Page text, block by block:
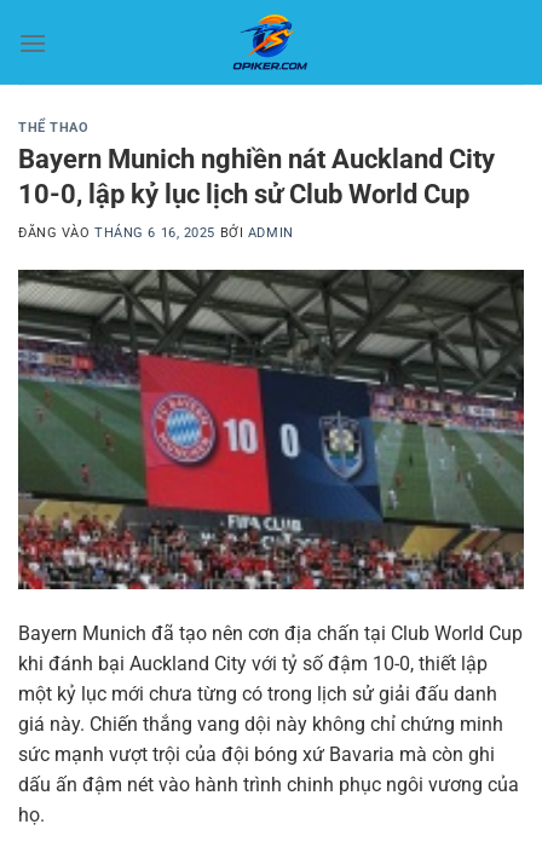
qua
THỂ THAO
Bayern Munich nghiền nát Auckland City
10-0, lập kỷ lục lịch sử Club World Cup
ĐĂNG VÀOTHÁNG 6 16, 2025 BỞI ADMIN
Bayern Munich đã tạo nên cơn địa chấn tại Club World Cup
khi đánh bại Auckland City với tỷ số đậm 10-0, thiết lập
một kỷ lục mới chưa từng có trong lịch sử giải đấu danh
giá này. Chiến thắng vang dội này không chỉ chứng minh
sức mạnh vượt trội của đội bóng xứ Bavaria mà còn ghi
dấu ấn đậm nét vào hành trình chinh phục ngôi vương của
họ.